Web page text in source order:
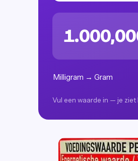
Milligram → Gram
Vul een waarde in — je